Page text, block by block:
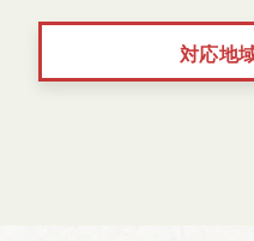
対応地